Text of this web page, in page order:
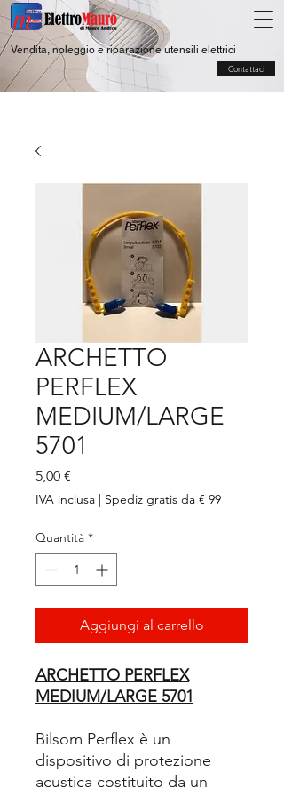
Vendita, noleggio e riparazione utensili elettrici
Contattaci
ARCHETTO
PERFLEX
MEDIUM/LARGE
5701
5,00 €
IVA inclusa | Spediz gratis da € 99
Quantità *
Aggiungi al carrello
ARCHETTO PERFLEX
MEDIUM/LARGE 5701
Bilsom Perflex è un
dispositivo di protezione
acustica costituito da un